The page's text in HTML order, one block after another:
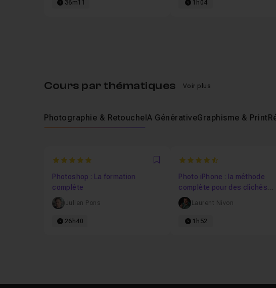
36m11 1h04
Cours par thématiques Voir plus
Photographie & RetoucheIA GénérativeGraphisme & Print
5 Favori
Photoshop : La formation
complète
Julien Pons
26h40
4.5
Photo iPhone : la méthode
complète pour des clichés
dignes d'un photographe
Laurent Nivon
1h52